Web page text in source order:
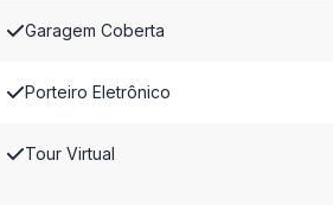
Garagem Coberta
Porteiro Eletrônico
Tour Virtual